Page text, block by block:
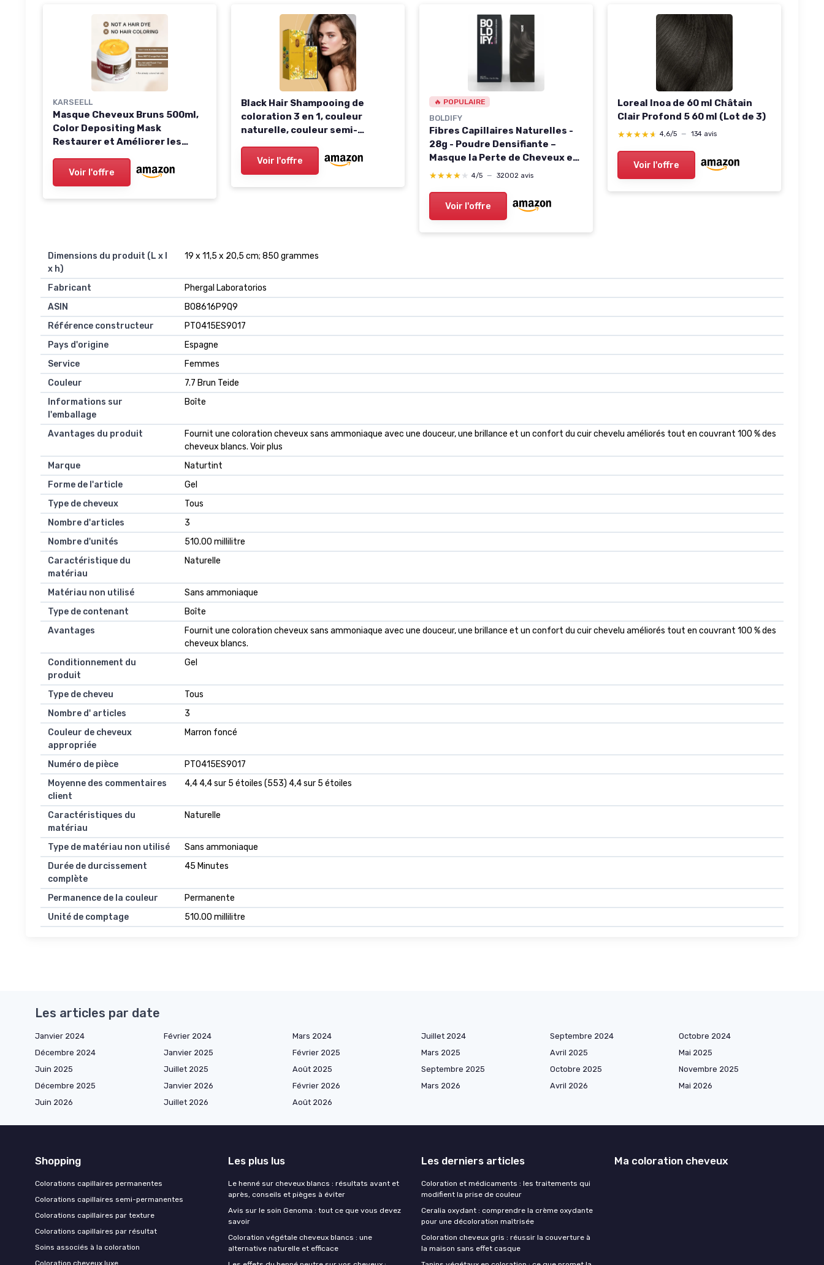
KARSEELL
Masque Cheveux Bruns 500ml,
Color Depositing Mask
Restaurer et Améliorer les
Colorés
Voir l'offre
Black Hair Shampooing de
coloration 3 en 1, couleur
naturelle, couleur semi-
cheveux gris, coloration pour
femmes et hommes marron
Voir l'offre
🔥 POPULAIRE
BOLDIFY
Fibres Capillaires Naturelles -
28g - Poudre Densifiante –
Masque la Perte de Cheveux en
15s – Pour Hommes et Femmes
★★★★★
★★★★★ 4/5 — 32002 avis
Voir l'offre
Loreal Inoa de 60 ml Châtain
Clair Profond 5 60 ml (Lot de 3)
★★★★★
★★★★★ 4,6/5 — 134 avis
Voir l'offre
Dimensions du produit (L x l
x h)
19 x 11,5 x 20,5 cm; 850 grammes
Fabricant
Phergal Laboratorios
ASIN
B08616P9Q9
Référence constructeur
PT0415ES9017
Pays d'origine
Espagne
Service
Femmes
Couleur
7.7 Brun Teide
Informations sur
l'emballage
Boîte
Avantages du produit
Fournit une coloration cheveux sans ammoniaque avec une douceur, une brillance et un confort du cuir chevelu améliorés tout en couvrant 100 % des
cheveux blancs. Voir plus
Marque
Naturtint
Forme de l'article
Gel
Type de cheveux
Tous
Nombre d'articles
3
Nombre d'unités
510.00 millilitre
Caractéristique du
matériau
Naturelle
Matériau non utilisé
Sans ammoniaque
Type de contenant
Boîte
Avantages
Fournit une coloration cheveux sans ammoniaque avec une douceur, une brillance et un confort du cuir chevelu améliorés tout en couvrant 100 % des
cheveux blancs.
Conditionnement du
produit
Gel
Type de cheveu
Tous
Nombre d' articles
3
Couleur de cheveux
appropriée
Marron foncé
Numéro de pièce
PT0415ES9017
Moyenne des commentaires
client
4,4 4,4 sur 5 étoiles (553) 4,4 sur 5 étoiles
Caractéristiques du
matériau
Naturelle
Type de matériau non utilisé
Sans ammoniaque
Durée de durcissement
complète
45 Minutes
Permanence de la couleur
Permanente
Unité de comptage
510.00 millilitre
Les articles par date
Janvier 2024 Février 2024 Mars 2024 Juillet 2024 Septembre 2024
Octobre 2024
Décembre 2024
Janvier 2025 Février 2025 Mars 2025 Avril 2025
Mai 2025
Juin 2025
Juillet 2025 Août 2025 Septembre 2025 Octobre 2025
Novembre 2025
Décembre 2025
Janvier 2026 Février 2026 Mars 2026 Avril 2026
Mai 2026
Juin 2026
Juillet 2026 Août 2026
Shopping
Colorations capillaires permanentes
Colorations capillaires semi-permanentes
Colorations capillaires par texture
Colorations capillaires par résultat
Soins associés à la coloration
Les plus lus
Le henné sur cheveux blancs : résultats avant et
après, conseils et pièges à éviter
Avis sur le soin Genoma : tout ce que vous devez
savoir
Coloration végétale cheveux blancs : une
alternative naturelle et efficace
Les derniers articles
Coloration et médicaments : les traitements qui
modifient la prise de couleur
Ceralia oxydant : comprendre la crème oxydante
pour une décoloration maîtrisée
Coloration cheveux gris : réussir la couverture à
la maison sans effet casque
Ma coloration cheveux